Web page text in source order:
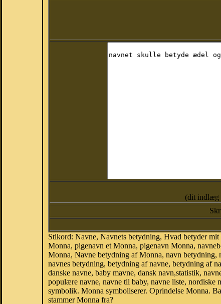
(dit indlæg
Stikord: Navne, Navnets betydning, Hvad betyder
Monna, pigenavn et Monna, pigenavn Monna,
Monna, Navne betydning af Monna, navn betydning,
navnes betydning, betydning af navne, betydning af
danske navne, baby mavne, dansk navn,statistik,
populære navne, navne til baby, navne liste, nordiske
symbolik. Monna symboliserer. Oprindelse Monna.
stammer Monna fra?